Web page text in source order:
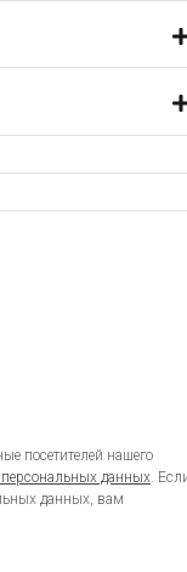
посетителей нашего
данных.
данных, вам